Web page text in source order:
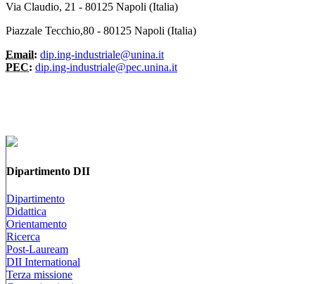
Via Claudio, 21 - 80125 Napoli (Italia)
Piazzale Tecchio,80 - 80125 Napoli (Italia)
Email: dip.ing-industriale@unina.it
PEC: dip.ing-industriale@pec.unina.it
Dipartimento DII
Dipartimento
Didattica
Orientamento
Ricerca
Post-Lauream
DII International
Terza missione